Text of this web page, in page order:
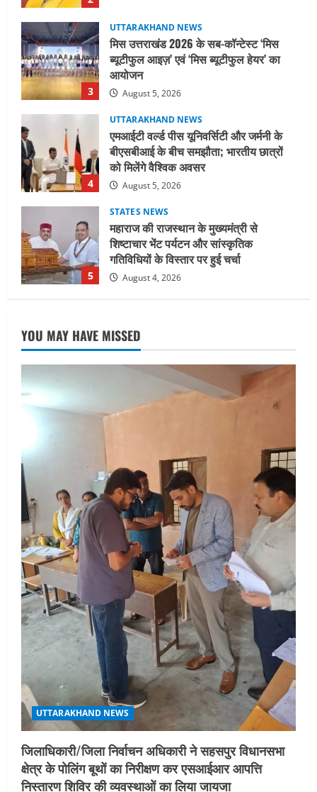
4
UTTARAKHAND NEWS
एमआईटी वर्ल्ड पीस यूनिवर्सिटी और जर्मनी के
बीएसबीआई के बीच समझौता; भारतीय छात्रों
को मिलेंगे वैश्विक अवसर
August 5, 2026
5
STATES NEWS
महाराज की राजस्थान के मुख्यमंत्री से
शिष्टाचार भेंट पर्यटन और सांस्कृतिक
गतिविधियों के विस्तार पर हुई चर्चा
August 4, 2026
1
UTTARAKHAND NEWS
जिलाधिकारी/जिला निर्वाचन अधिकारी ने
सहसपुर विधानसभा क्षेत्र के पोलिंग बूथों का
निरीक्षण कर एसआईआर आपत्ति निस्तारण
शिविर की व्यवस्थाओं का लिया जायजा
2
तीलू रौतेली पुरस्कार के लिए 13 वीरांगनाओं का
चयन : रेखा आर्या
UTTARAKHAND NEWS
मिस उत्तराखंड 2026 के सब-कॉन्टेस्ट ‘मिस
August 5, 2026
UTTARAKHAND NEWS
एमआईटी वर्ल्ड पीस यूनिवर्सिटी और जर्मनी के
बीएसबीआई के बीच समझौता; भारतीय छात्रों
को मिलेंगे वैश्विक अवसर
August 5, 2026
STATES NEWS
महाराज की राजस्थान के मुख्यमंत्री से
शिष्टाचार भेंट पर्यटन और सांस्कृतिक
गतिविधियों के विस्तार पर हुई चर्चा
August 4, 2026
YOU MAY HAVE MISSED
UTTARAKHAND NEWS
जिलाधिकारी/जिला निर्वाचन अधिकारी ने सहसपुर विधानसभा
क्षेत्र के पोलिंग बूथों का निरीक्षण कर एसआईआर आपत्ति
निस्तारण शिविर की व्यवस्थाओं का लिया जायजा